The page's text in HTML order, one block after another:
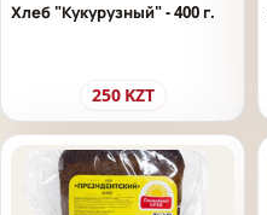
Хлеб "Кукурузный" - 400 г.
250 KZT